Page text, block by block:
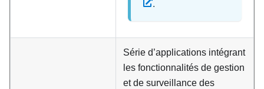
.
Série d’applications intégrant
les fonctionnalités de gestion
et de surveillance des